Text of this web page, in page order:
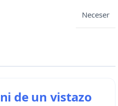
Neceser
de un vistazo